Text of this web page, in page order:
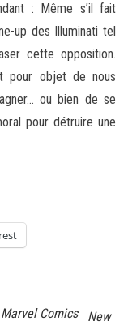
: Même s’il fait
up des Illuminati tel
cette opposition.
pour objet de nous
ou bien de se
pour détruire une
Marvel Comics
New